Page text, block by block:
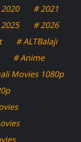
# 2021
# 2026
# ALTBalaji
# Anime
Movies 1080p